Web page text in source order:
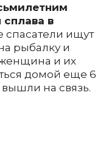
в
спасатели ищут
рыбалку и
и их
домой еще 6
вышли на связь.